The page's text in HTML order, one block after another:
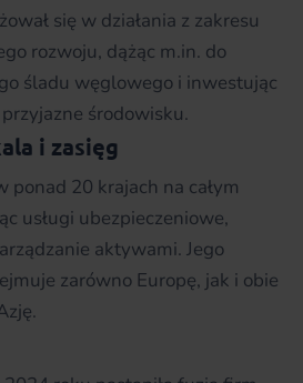
się w działania z zakresu
rozwoju, dążąc m.in. do
śladu węglowego i inwestując
środowisku.
i zasięg
ponad 20 krajach na całym
usługi ubezpieczeniowe,
aktywami. Jego
zarówno Europę, jak i obie